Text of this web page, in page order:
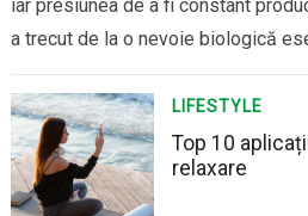
iar presiunea de a fi constant
a trecut de la o nevoie biologică
obligațiilor sociale. În mod
LIFESTYLE
Top 10
relaxare